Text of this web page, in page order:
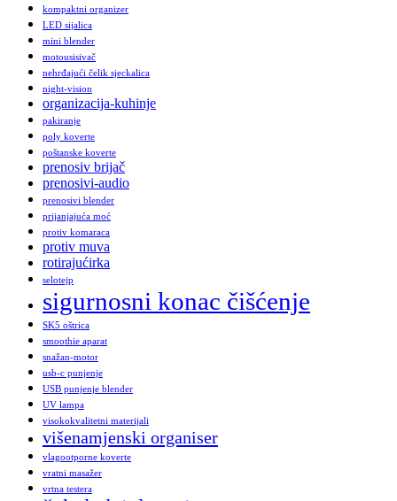
kompaktni organizer
LED sijalica
mini blender
motousisivač
nehrđajući čelik sjeckalica
night-vision
organizacija-kuhinje
pakiranje
poly koverte
poštanske koverte
prenosiv brijač
prenosivi-audio
prenosivi blender
prijanjajuća moć
protiv komaraca
protiv muva
rotirajućirka
selotejp
sigurnosni konac čišćenje
SK5 oštrica
smoothie aparat
snažan-motor
usb-c punjenje
USB punjenje blender
UV lampa
visokokvalitetni materijali
višenamjenski organiser
vlagootporne koverte
vratni masažer
vrtna testera